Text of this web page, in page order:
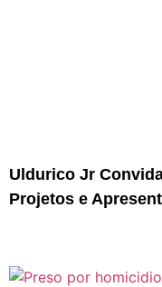
Uldurico Jr
Projetos e